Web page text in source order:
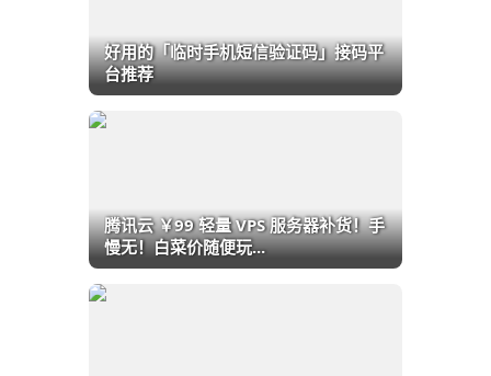
好用的「临时手机短信验证码」接码平
台推荐
腾讯云 ￥99 轻量 VPS 服务器补货！手
慢无！白菜价随便玩...